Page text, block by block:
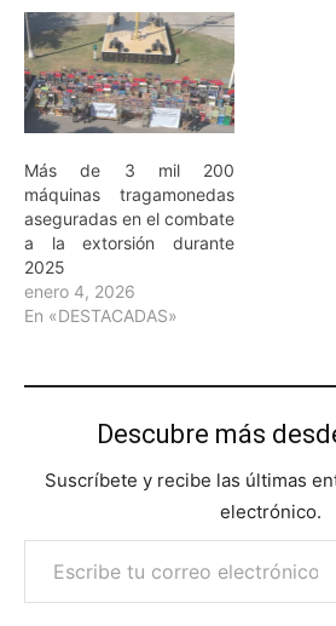
Más de 3 mil 200
máquinas tragamonedas
aseguradas en el combate
a la extorsión durante
2025
enero 4, 2026
En «DESTACADAS»
Descubre más
Suscríbete y recibe las últimas
electrónico.
Escribe tu correo electrónico…